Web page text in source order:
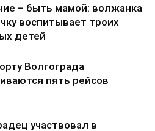
– быть мамой: волжанка
воспитывает троих
детей
Волгограда
пять рейсов
участвовал в